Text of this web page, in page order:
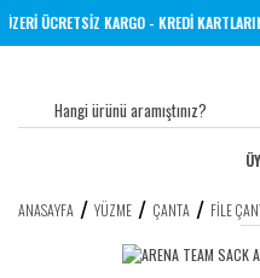
ÜZERİ ÜCRETSİZ KARGO - KREDİ
ANASAYFA YÜZME ÇANTA FILE